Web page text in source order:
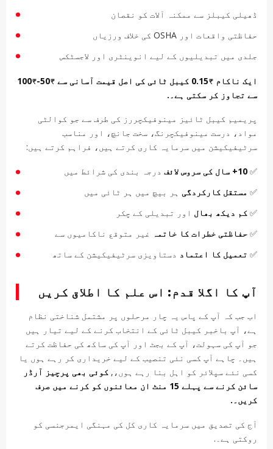
ڈھیلی کیبلز سے ممکنہ آلات کو نقصان
حفاظتی واقعات اور OSHA کی خلاف ورزیاں
جلدی میں تبدیلیوں کے لیے انوینٹری اور لاجسٹکس
ایک ناکام ₹0.15 کیبل ٹائی کی اصل قیمت آسانی سے ₹50-₹100
سے تجاوز کر سکتی ہے۔.
پریمیم کیبل ٹائیز مینوفیکچررز کی طرف سے جو کوالٹی
مواد، درست مینوفیکچرنگ، سخت جانچ، اور مناسب
سرٹیفیکیشن میں سرمایہ کاری کرتے ہیں، فراہم کرتے ہیں:
✅ 10+ سال کی سروس لائف
درجہ بندی کی شرائط میں
✅ مستقل کارکردگی ہر بیچ میں ہر ٹائی میں
✅ کم دیکھ بھال اور تبدیلی کے چکر
✅ حفاظتی خطرات کا خاتمہ غیر متوقع ناکامیوں سے
✅ تعمیل کا اعتماد دستاویزی سرٹیفیکیشن کے ساتھ
آپ کا اگلا قدم: اس علم کا اطلاق کریں
اب جب کہ آپ کے پاس یہ چار مرحلوں پر مشتمل شناختی نظام
ہے، آپ باخبر کیبل ٹائی کے انتخاب کرنے کے لیے تیار ہیں
جو آپ کی سہولت، آپ کے بجٹ اور آپ کی ساکھ کی حفاظت کرتے
ہیں۔ چاہے آپ کسی نئی تنصیب کے لیے خریداری کر رہے ہوں یا
کسی نئے سپلائر کو اہل بنا رہے ہوں،, کوئی بھی پرچیز آرڈر
سائن کرنے سے پہلے 15 منٹ ان معائنوں کو کرنے میں صرف
کریں۔.
آج کی تصدیق میں سرمایہ کاری کل کی مہنگی ایمرجنسی کو
روکتی ہے۔.